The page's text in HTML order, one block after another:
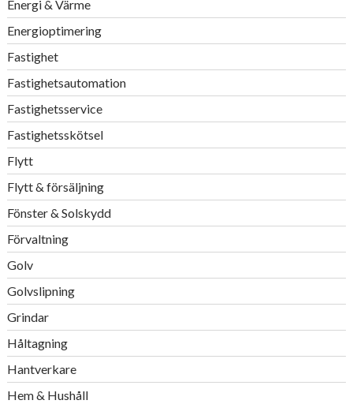
Energi & Värme
Energioptimering
Fastighet
Fastighetsautomation
Fastighetsservice
Fastighetsskötsel
Flytt
Flytt & försäljning
Fönster & Solskydd
Förvaltning
Golv
Golvslipning
Grindar
Håltagning
Hantverkare
Hem & Hushåll